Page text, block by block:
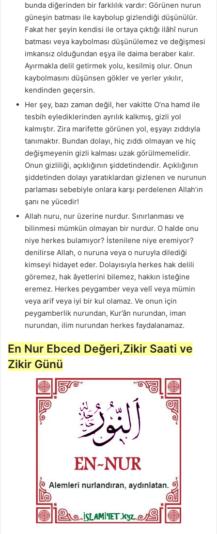
bunda diğerinden bir farklılık vardır: Görünen nurun
güneşin batması ile kaybolup gizlendiği düşünülür.
Fakat her şeyin kendisi ile ortaya çıktığı ilâhî nurun
batması veya kaybolması düşünülemez ve değişmesi
imkansız olduğundan eşya ile daima beraber kalır.
Ayırmakla delil getirmek yolu, kesilmiş olur. Onun
kaybolmasını düşünsen gökler ve yerler yıkılır,
kendinden geçersin.
Her şey, bazı zaman değil, her vakitte O’na hamd ile
tesbih eylediklerinden ayrılık kalkmış, gizli yol
kalmıştır. Zira marifette görünen yol, eşyayı zıddıyla
tanımaktır. Bundan dolayı, hiç zıddı olmayan ve hiç
değişmeyenin gizli kalması uzak görülmemelidir.
Onun gizliliği, açıklığının şiddetindendir. Açıklığının
şiddetinden dolayı yaratıklardan gizlenen ve nurunun
parlaması sebebiyle onlara karşı perdelenen Allah’ın
şanı ne yücedir!
Allah nuru, nur üzerine nurdur. Sınırlanması ve
bilinmesi mümkün olmayan bir nurdur. O halde onu
niye herkes bulamıyor? İstenilene niye eremiyor?
denilirse Allah, o nuruna veya o nuruyla dilediği
kimseyi hidayet eder. Dolayısıyla herkes hak delili
göremez, hak âyetlerini bilemez, hakkın isteğine
eremez. Herkes peygamber veya velî veya mümin
veya arif veya iyi bir kul olamaz. Ve onun için
peygamberlik nurundan, Kur’ân nurundan, iman
nurundan, ilim nurundan herkes faydalanamaz.
En Nur Ebced Değeri,Zikir Saati ve
Zikir Günü